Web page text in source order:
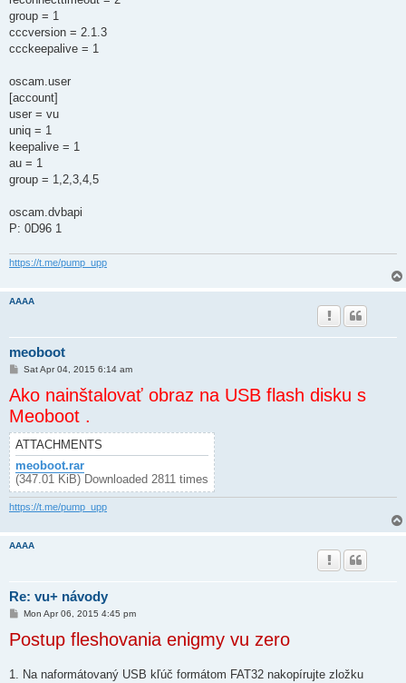
group = 1
cccversion = 2.1.3
ccckeepalive = 1
oscam.user
[account]
user = vu
uniq = 1
keepalive = 1
au = 1
group = 1,2,3,4,5
oscam.dvbapi
P: 0D96 1
https://t.me/pump_upp
AAAA
meoboot
P
s
t
Sat Apr 04, 2015 6:14 am
Ako nainštalovať obraz na USB flash disku s
Meoboot .
ATTACHMENTS
meoboot.rar
(347.01 KiB) Downloaded 2811 times
https://t.me/pump_upp
AAAA
Re: vu+ návody
P
s
t
Mon Apr 06, 2015 4:45 pm
Postup fleshovania enigmy vu zero
1. Na naformátovaný USB kľúč formátom FAT32 nakopírujte zložku